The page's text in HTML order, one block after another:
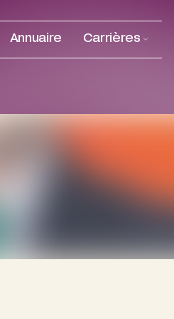
Annuaire Carrières